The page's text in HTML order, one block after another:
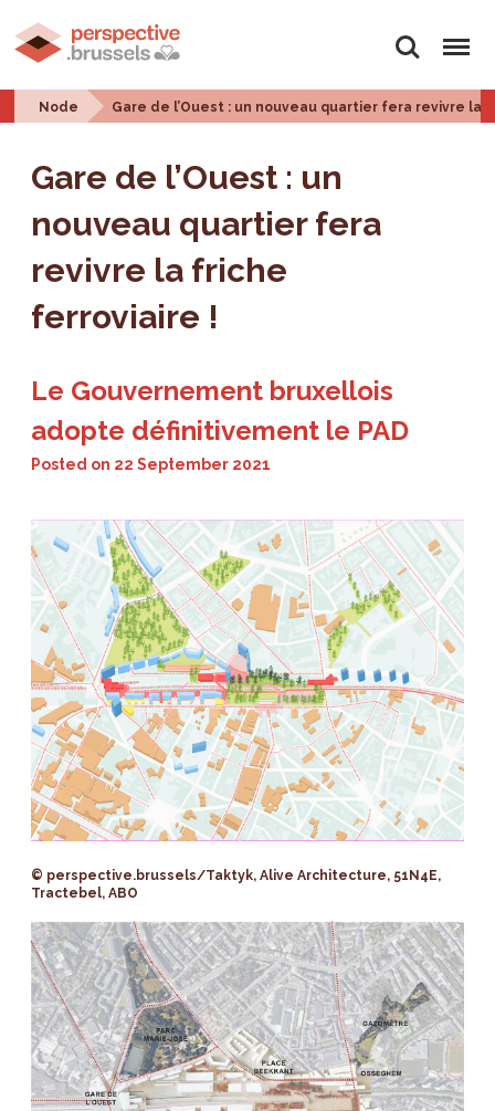
Search Menu
Node Gare de l’Ouest : un nouveau quartier fera revivre la
Gare de l’Ouest : un
nouveau quartier fera
revivre la friche
ferroviaire !
Le Gouvernement bruxellois
adopte définitivement le PAD
Posted on 22 September 2021
© perspective.brussels/Taktyk, Alive Architecture, 51N4E,
Tractebel, ABO